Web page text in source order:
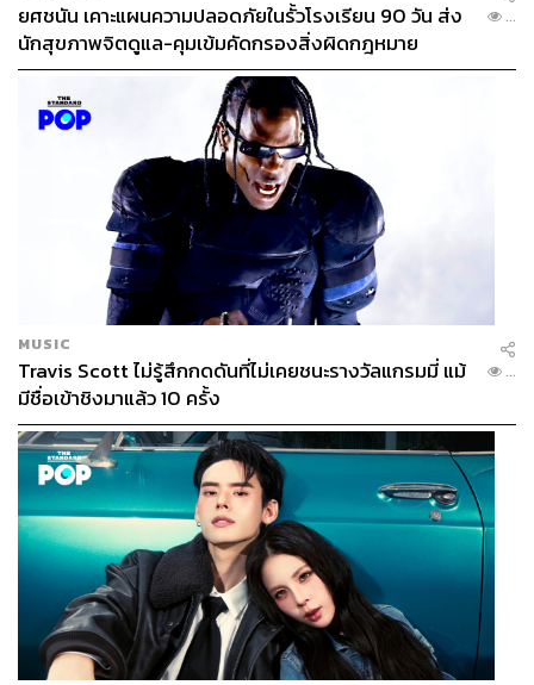
ยศชนัน เคาะแผนความปลอดภัยในรั้วโรงเรียน 90 วัน ส่ง
นักสุขภาพจิตดูแล-คุมเข้มคัดกรองสิ่งผิดกฎหมาย
...
MUSIC
Travis Scott ไม่รู้สึกกดดันที่ไม่เคยชนะรางวัลแกรมมี่ แม้
มีชื่อเข้าชิงมาแล้ว 10 ครั้ง
...